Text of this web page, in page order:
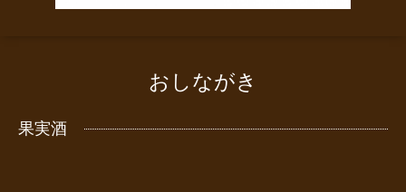
おしながき
果実酒